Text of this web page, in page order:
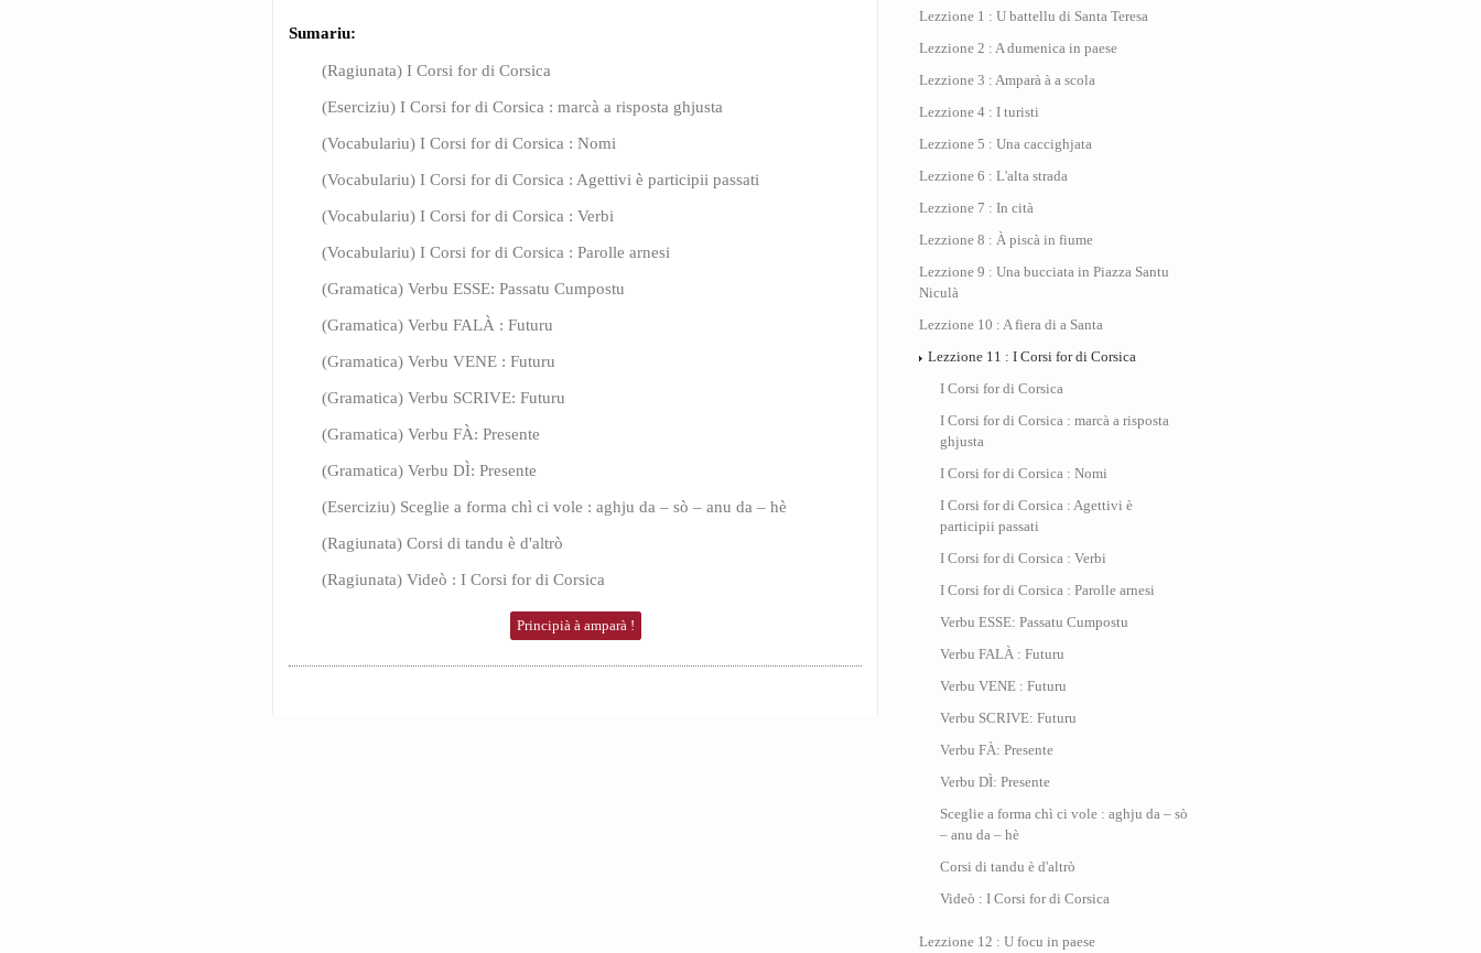
Sumariu:
(Ragiunata) I Corsi for di Corsica
(Eserciziu) I Corsi for di Corsica : marcà a risposta ghjusta
(Vocabulariu) I Corsi for di Corsica : Nomi
(Vocabulariu) I Corsi for di Corsica : Agettivi è participii passati
(Vocabulariu) I Corsi for di Corsica : Verbi
(Vocabulariu) I Corsi for di Corsica : Parolle arnesi
(Gramatica) Verbu ESSE: Passatu Cumpostu
(Gramatica) Verbu FALÀ : Futuru
(Gramatica) Verbu VENE : Futuru
(Gramatica) Verbu SCRIVE: Futuru
(Gramatica) Verbu FÀ: Presente
(Gramatica) Verbu DÌ: Presente
(Eserciziu) Sceglie a forma chì ci vole : aghju da – sò – anu da – hè
(Ragiunata) Corsi di tandu è d'altrò
(Ragiunata) Videò : I Corsi for di Corsica
Principià à amparà !
Lezzione 1 : U battellu di Santa Teresa
Lezzione 2 : A dumenica in paese
Lezzione 3 : Amparà à a scola
Lezzione 4 : I turisti
Lezzione 5 : Una caccighjata
Lezzione 6 : L'alta strada
Lezzione 7 : In cità
Lezzione 8 : À piscà in fiume
Lezzione 9 : Una bucciata in Piazza Santu
Niculà
Lezzione 10 : A fiera di a Santa
Lezzione 11 : I Corsi for di Corsica
I Corsi for di Corsica
I Corsi for di Corsica : marcà a risposta
ghjusta
I Corsi for di Corsica : Nomi
I Corsi for di Corsica : Agettivi è
participii passati
I Corsi for di Corsica : Verbi
I Corsi for di Corsica : Parolle arnesi
Verbu ESSE: Passatu Cumpostu
Verbu FALÀ : Futuru
Verbu VENE : Futuru
Verbu SCRIVE: Futuru
Verbu FÀ: Presente
Verbu DÌ: Presente
Sceglie a forma chì ci vole : aghju da – sò
– anu da – hè
Corsi di tandu è d'altrò
Videò : I Corsi for di Corsica
Lezzione 12 : U focu in paese